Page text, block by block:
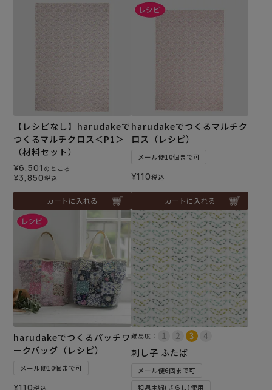
【レシピなし】harudakeで
つくるマルチクロス＜P1＞
（材料セット）
¥6,501 のところ
¥3,850税込
カートに入れる
harudakeでつくるマルチク
ロス（レシピ）
メール便10個まで可
¥110税込
カートに入れる
harudakeでつくるパッチワ
ークバッグ（レシピ）
メール便10個まで可
¥110税込
難易度：
刺し子 ふたば
メール便6個まで可
和泉木綿(さらし)使用